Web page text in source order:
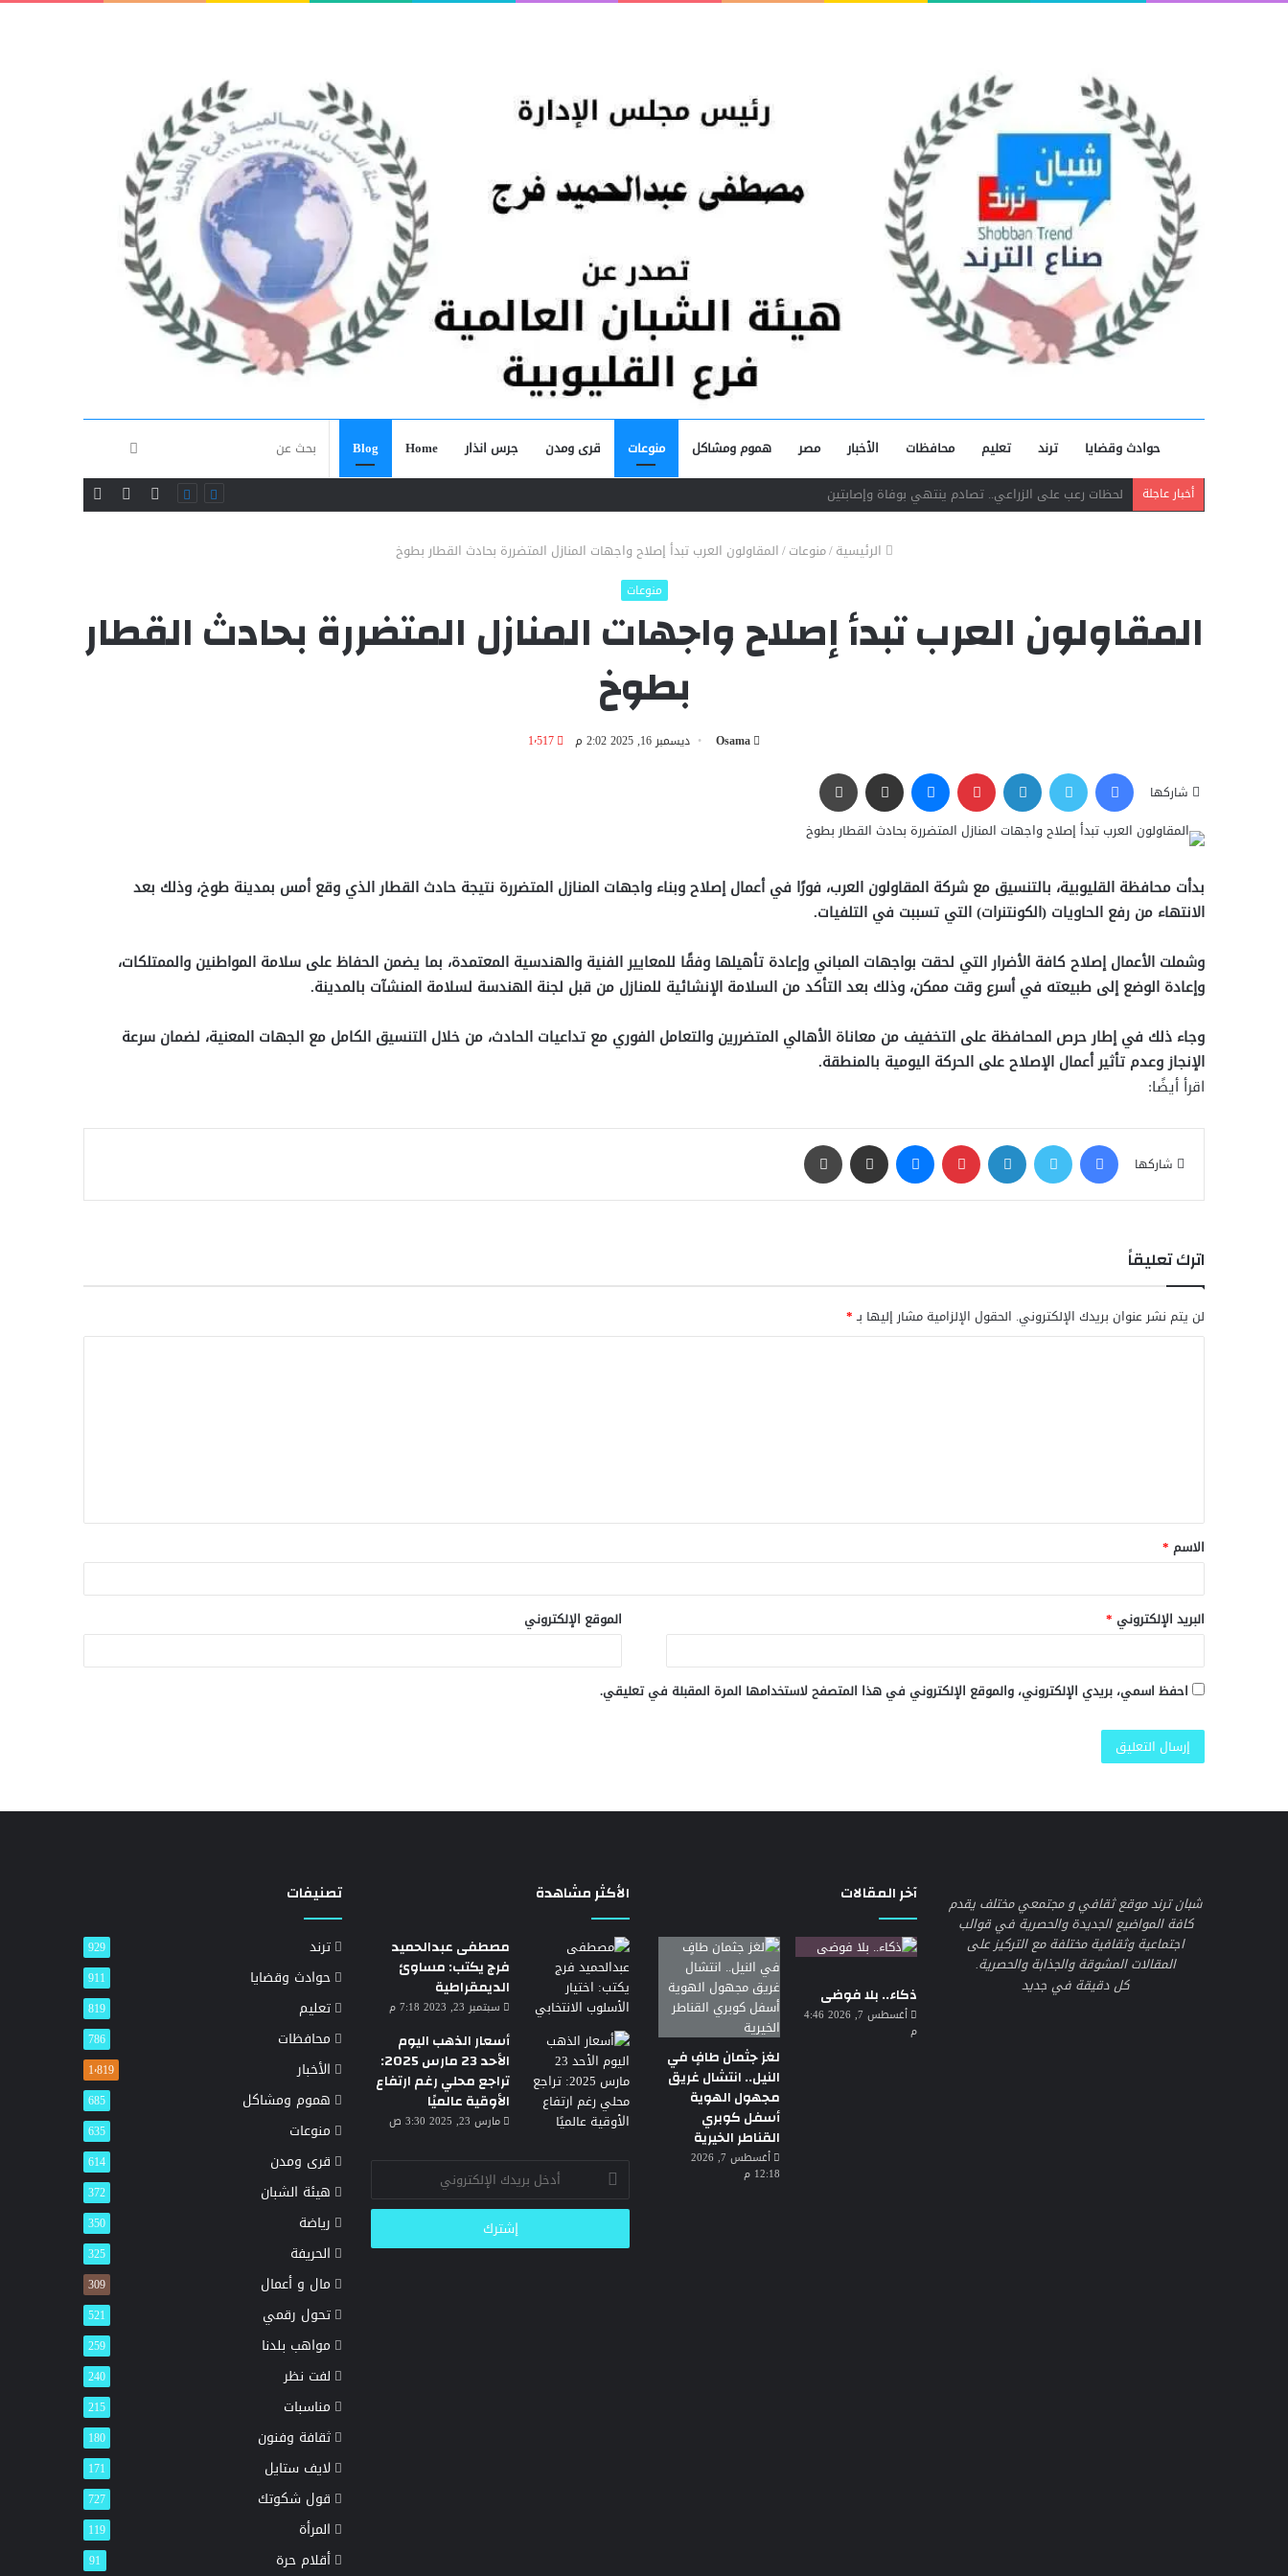
حوادث وقضايا ترند تعليم محافظات الأخبار مصر هموم ومشاكل منوعات قرى ومدن جرس انذار Home
Blog
عن أخبار عاجلة دافع عن بائعة فدفع حياته ثمنًا.. مصرع شاب برصاص آخر في الخصوص تويتر
فيسبوك
الرئيسية/منوعات/المقاولون العرب تبدأ إصلاح واجهات المنازل المتضررة بحادث القطار بطوخ
منوعات
المقاولون العرب تبدأ إصلاح واجهات المنازل المتضررة بحادث القطار
بطوخ
Osama ديسمبر 16, 2025 2:02 م 1٬517
شاركها
بدأت محافظة القليوبية، بالتنسيق مع شركة المقاولون العرب، فورًا في أعمال إصلاح وبناء واجهات المنازل المتضررة نتيجة حادث القطار الذي وقع أمس بمدينة طوخ، وذلك بعد
الانتهاء من رفع الحاويات (الكونتنرات) التي تسببت في التلفيات.
وشملت الأعمال إصلاح كافة الأضرار التي لحقت بواجهات المباني وإعادة تأهيلها وفقًا للمعايير الفنية والهندسية المعتمدة، بما يضمن الحفاظ على سلامة المواطنين والممتلكات،
وإعادة الوضع إلى طبيعته في أسرع وقت ممكن، وذلك بعد التأكد من السلامة الإنشائية للمنازل من قبل لجنة الهندسة لسلامة المنشآت بالمدينة.
وجاء ذلك في إطار حرص المحافظة على التخفيف من معاناة الأهالي المتضررين والتعامل الفوري مع تداعيات الحادث، من خلال التنسيق الكامل مع الجهات المعنية، لضمان سرعة
الإنجاز وعدم تأثير أعمال الإصلاح على الحركة اليومية بالمنطقة.
اقرأ أيضًا:
شاركها
اترك تعليقاً
لن يتم نشر عنوان بريدك الإلكتروني. الحقول الإلزامية مشار إليها بـ*
ق
*
الاسم *
البريد الإلكتروني * الموقع الإلكتروني
احفظ اسمي، بريدي الإلكتروني، والموقع الإلكتروني في هذا المتصفح لاستخدامها المرة المقبلة في تعليقي.
شبان ترند موقع ثقافي و مجتمعي مختلف يقدم
كافة المواضيع الجديدة والحصرية في قوالب
اجتماعية وثقافية مختلفة مع التركيز على
المقالات المشوقة والجذابة والحصرية.
كل دقيقة في جديد
آخر المقالات
ذكاء.. بلا فوضى
أغسطس 7, 2026 4:46
م
لغز جثمان طافٍ في
النيل.. انتشال غريق
مجهول الهوية
أسفل كوبري
القناطر الخيرية
أغسطس 7, 2026
12:18 م
الأكثر مشاهدة
مصطفى عبدالحميد
فرج يكتب: مساوئ
الديمقراطية
سبتمبر 23, 2023 7:18 م
أسعار الذهب اليوم
الأحد 23 مارس 2025:
تراجع محلي رغم ارتفاع
الأوقية عالميًا
مارس 23, 2025 3:30 ص
أدخل
بريدك
الإلكتروني
تصنيفات
ترند 929
حوادث وقضايا 911
تعليم 819
محافظات 786
الأخبار 1٬819
هموم ومشاكل 685
منوعات 635
قرى ومدن 614
هيئة الشبان 372
رياضة 350
الحريفة 325
مال و أعمال 309
تحول رقمي 521
مواهب بلدنا 259
لفت نظر 240
مناسبات 215
ثقافة وفنون 180
لايف ستايل 171
قول شكوتك 727
المرأة 119
أقلام حرة 91